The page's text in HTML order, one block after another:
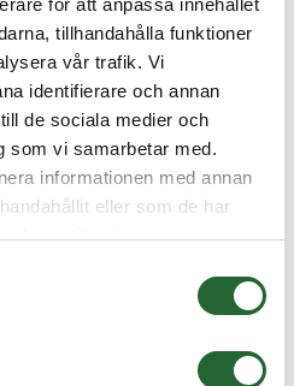
tillhandahålla funktioner
vår trafik. Vi
identifierare och annan
de sociala medier och
som vi samarbetar med.
informationen med annan
eller som de har
deras tjänster.
25mmYtterdiameter: 52mmBredd: